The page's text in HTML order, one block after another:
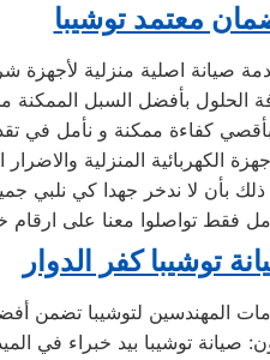
معتمد توشيبا
صيانة اصلية منزلية لأجهزة
الحلول بأفضل السبل الممكنة
كفاءة ممكنة و نأمل في
الكهربائية المنزلية
بأن لا ندخر جهدا كي نلبي
فقط تواصلوا معنا على ارقام
توشيبا كفر الدوار